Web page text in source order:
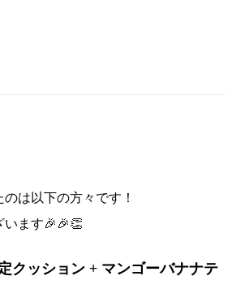
は以下の方々です！
います🎉🎉👏
クッション + マンゴーバナナテ